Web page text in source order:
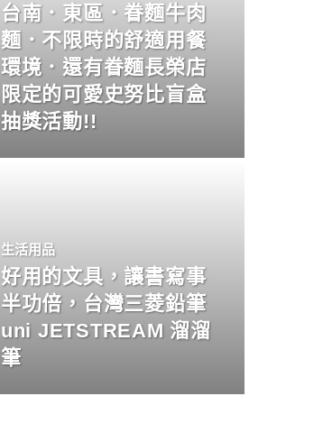
台南．東區．眷麵牛肉
麵．不限時的舒適用餐
環境．還有眷麵長榮店
限定的可愛史努比盲盒
抽獎活動!!
生活用品
好用的文具，讓書寫事
半功倍，台灣三菱鉛筆
uni JETSTREAM 溜溜
筆